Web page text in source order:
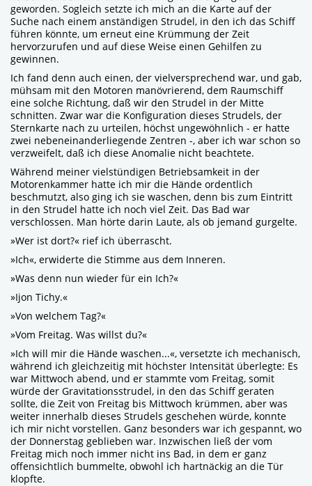
geworden. Sogleich setzte ich mich an die Karte auf der
Suche nach einem anständigen Strudel, in den ich das Schiff
führen könnte, um erneut eine Krümmung der Zeit
hervorzurufen und auf diese Weise einen Gehilfen zu
gewinnen.
Ich fand denn auch einen, der vielversprechend war, und gab,
mühsam mit den Motoren manövrierend, dem Raumschiff
eine solche Richtung, daß wir den Strudel in der Mitte
schnitten. Zwar war die Konfiguration dieses Strudels, der
Sternkarte nach zu urteilen, höchst ungewöhnlich - er hatte
zwei nebeneinanderliegende Zentren -, aber ich war schon so
verzweifelt, daß ich diese Anomalie nicht beachtete.
Während meiner vielstündigen Betriebsamkeit in der
Motorenkammer hatte ich mir die Hände ordentlich
beschmutzt, also ging ich sie waschen, denn bis zum Eintritt
in den Strudel hatte ich noch viel Zeit. Das Bad war
verschlossen. Man hörte darin Laute, als ob jemand gurgelte.
»Wer ist dort?« rief ich überrascht.
»Ich«, erwiderte die Stimme aus dem Inneren.
»Was denn nun wieder für ein Ich?«
»Ijon Tichy.«
»Von welchem Tag?«
»Vom Freitag. Was willst du?«
»Ich will mir die Hände waschen...«, versetzte ich mechanisch,
während ich gleichzeitig mit höchster Intensität überlegte: Es
war Mittwoch abend, und er stammte vom Freitag, somit
würde der Gravitationsstrudel, in den das Schiff geraten
sollte, die Zeit von Freitag bis Mittwoch krümmen, aber was
weiter innerhalb dieses Strudels geschehen würde, konnte
ich mir nicht vorstellen. Ganz besonders war ich gespannt, wo
der Donnerstag geblieben war. Inzwischen ließ der vom
Freitag mich noch immer nicht ins Bad, in dem er ganz
offensichtlich bummelte, obwohl ich hartnäckig an die Tür
klopfte.